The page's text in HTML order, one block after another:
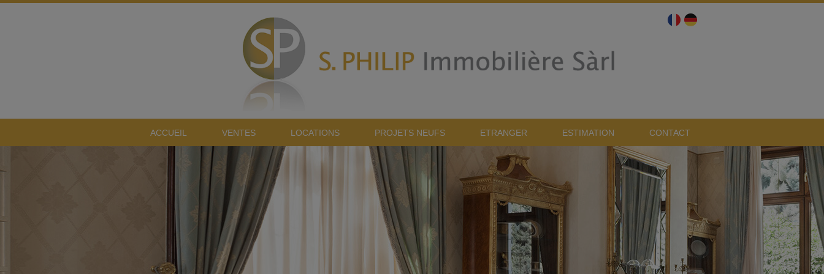
ACCUEIL VENTES LOCATIONS PROJETS NEUFS ETRANGER ESTIMATION CONTACT